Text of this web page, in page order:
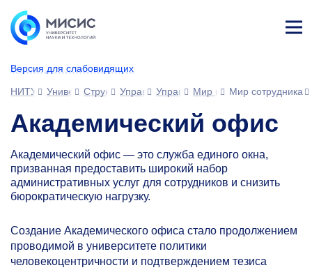
Версия для слабовидящих
ине
НИТУ МИСИСУниверситетСтруктура университета
УправленияУправление развития
Мир возможностей
Мир сотрудника
Академический офис
Академический офис — это служба единого окна,
призванная предоставить широкий набор
административных услуг для сотрудников и снизить
бюрократическую нагрузку.
Создание Академического офиса стало продолжением
проводимой в университете политики
человекоцентричности и подтверждением тезиса